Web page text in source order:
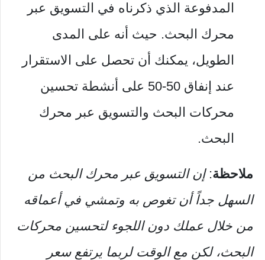
المدفوعة الذي ذكرناه في التسويق عبر
محرك البحث. حيث أنه على المدى
الطويل، يمكنك أن تحصل على الاستقرار
عند إنفاق 50-50 على أنشطة تحسين
محركات البحث والتسويق عبر محرك
البحث.
ملاحظة:إن التسويق عبر محرك البحث من
السهل جداً أن تغوص به وتمشي في أعماقه
من خلال عملك دون اللجوء لتحسين محركات
البحث، لكن مع الوقت لربما يرتفع سعر